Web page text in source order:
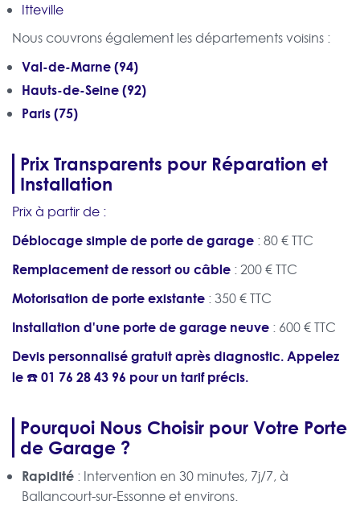
Itteville
Nous couvrons également les départements voisins :
Val-de-Marne (94)
Hauts-de-Seine (92)
Paris (75)
Prix Transparents pour Réparation et
Installation
Prix à partir de :
Déblocage simple de porte de garage : 80 € TTC
Remplacement de ressort ou câble : 200 € TTC
Motorisation de porte existante : 350 € TTC
Installation d'une porte de garage neuve : 600 € TTC
Devis personnalisé gratuit après diagnostic. Appelez
le ☎️01 76 28 43 96 pour un tarif précis.
Pourquoi Nous Choisir pour Votre Porte
de Garage ?
Rapidité : Intervention en 30 minutes, 7j/7, à
Ballancourt-sur-Essonne et environs.